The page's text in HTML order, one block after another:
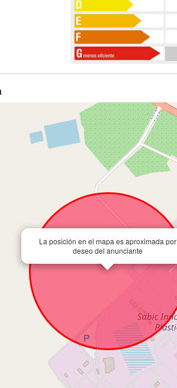
La posición en el mapa es aproximada por
deseo del anunciante